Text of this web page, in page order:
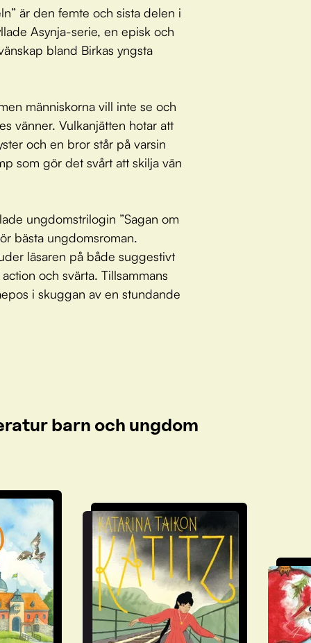
är den femte och sista delen i
Asynja-serie, en episk och
bland Birkas yngsta
människorna vill inte se och
vänner. Vulkanjätten hotar att
och en bror står på varsin
som gör det svårt att skilja vän
ungdomstrilogin ”Sagan om
bästa ungdomsroman.
läsaren på både suggestivt
och svärta. Tillsammans
i skuggan av en stundande
barn och ungdom